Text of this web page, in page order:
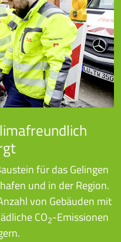
für das Gelingen
und in der Region.
von Gebäuden mit
CO2-Emissionen